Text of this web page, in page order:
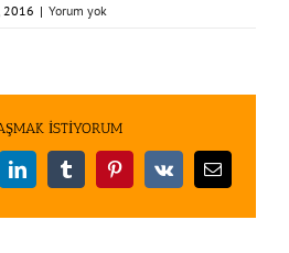
2016 | Yorum yok
İSTİYORUM
LinkedInTumblrPinterest
Vk
E-